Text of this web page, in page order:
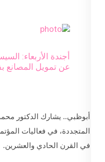
أجندة الأربعاء:
عن تمويل المصانع
أبوظبي.. يشارك الدكتور
المتجددة، في فعاليات
في القرن الحادي والعشرين.